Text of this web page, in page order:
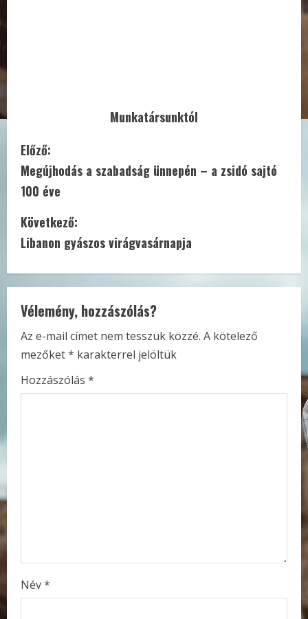
Munkatársunktól
C
o
n
t
i
n
u
e
R
g
Előző:
Megújhodás a szabadság ünnepén – a zsidó sajtó
100 éve
Következő:
Libanon gyászos virágvasárnapja
Vélemény, hozzászólás?
Az e-mail címet nem tesszük közzé. A kötelező
mezőket* karakterrel jelöltük
Hozzászólás *
Név*